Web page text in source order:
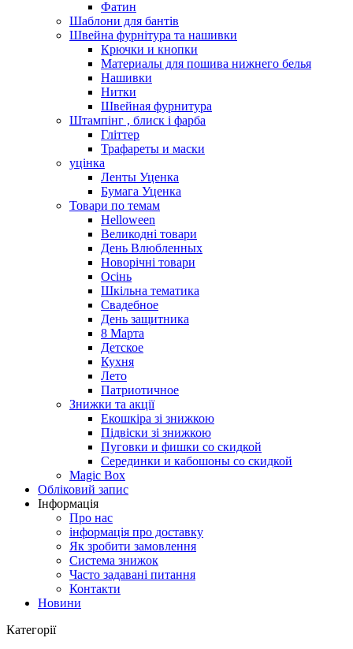
Фатин
Шаблони для бантів
Швейна фурнітура та нашивки
Крючки и кнопки
Материалы для пошива нижнего белья
Нашивки
Нитки
Швейная фурнитура
Штампінг , блиск і фарба
Гліттер
Трафареты и маски
уцінка
Ленты Уценка
Бумага Уценка
Товари по темам
Helloween
Великодні товари
День Влюбленных
Новорічні товари
Осінь
Шкільна тематика
Свадебное
День защитника
8 Марта
Детское
Кухня
Лето
Патриотичное
Знижки та акції
Екошкіра зі знижкою
Підвіски зі знижкою
Пуговки и фишки со скидкой
Серединки и кабошоны со скидкой
Magic Box
Обліковий запис
Інформація
Про нас
інформація про доставку
Як зробити замовлення
Система знижок
Часто задавані питання
Контакти
Новини
Категорії